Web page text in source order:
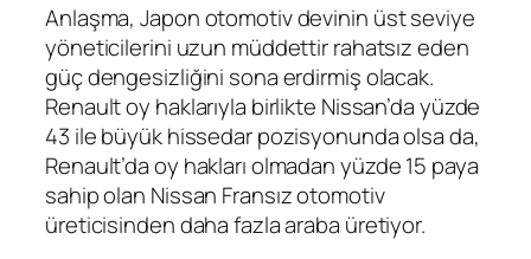
Anlaşma, Japon otomotiv devinin üst seviye
yöneticilerini uzun müddettir rahatsız eden
güç dengesizliğini sona erdirmiş olacak.
Renault oy haklarıyla birlikte Nissan’da yüzde
43 ile büyük hissedar pozisyonunda olsa da,
Renault’da oy hakları olmadan yüzde 15 paya
sahip olan Nissan Fransız otomotiv
üreticisinden daha fazla araba üretiyor.